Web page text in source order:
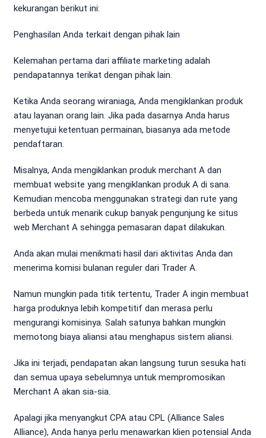
kekurangan berikut ini:
Penghasilan Anda terkait dengan pihak lain
Kelemahan pertama dari affiliate marketing adalah
pendapatannya terikat dengan pihak lain.
Ketika Anda seorang wiraniaga, Anda mengiklankan produk
atau layanan orang lain. Jika pada dasarnya Anda harus
menyetujui ketentuan permainan, biasanya ada metode
pendaftaran.
Misalnya, Anda mengiklankan produk merchant A dan
membuat website yang mengiklankan produk A di sana.
Kemudian mencoba menggunakan strategi dan rute yang
berbeda untuk menarik cukup banyak pengunjung ke situs
web Merchant A sehingga pemasaran dapat dilakukan.
Anda akan mulai menikmati hasil dari aktivitas Anda dan
menerima komisi bulanan reguler dari Trader A.
Namun mungkin pada titik tertentu, Trader A ingin membuat
harga produknya lebih kompetitif dan merasa perlu
mengurangi komisinya. Salah satunya bahkan mungkin
memotong biaya aliansi atau menghapus sistem aliansi.
Jika ini terjadi, pendapatan akan langsung turun sesuka hati
dan semua upaya sebelumnya untuk mempromosikan
Merchant A akan sia-sia.
Apalagi jika menyangkut CPA atau CPL (Alliance Sales
Alliance), Anda hanya perlu menawarkan klien potensial Anda